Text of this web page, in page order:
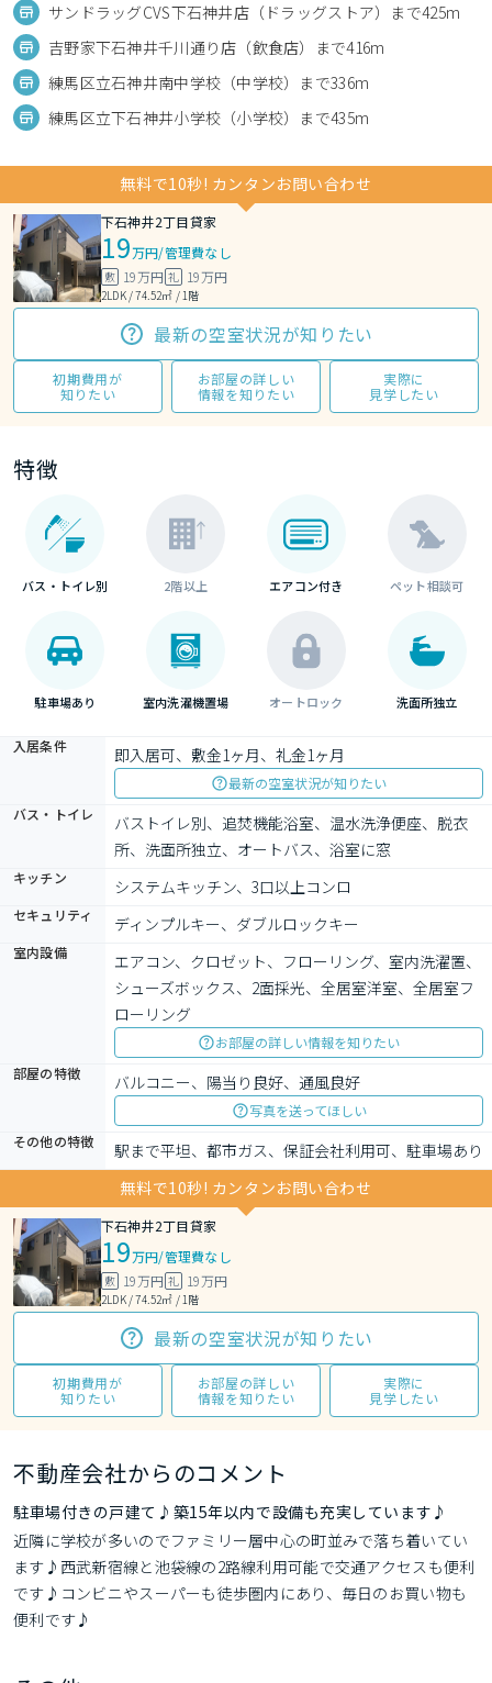
サンドラッグCVS下石神井店（ドラッグストア）まで425m
吉野家下石神井千川通り店（飲食店）まで416m
練馬区立石神井南中学校（中学校）まで336m
練馬区立下石神井小学校（小学校）まで435m
無料で10秒! カンタンお問い合わせ
下石神井2丁目貸家
19万円/管理費なし
敷 19万円 礼 19万円
2LDK / 74.52㎡ / 1階
最新の空室状況が知りたい
初期費用が
知りたい
お部屋の詳しい
情報を知りたい
実際に
見学したい
特徴
バス・トイレ別 2階以上 エアコン付き ペット相談可
駐車場あり 室内洗濯機置場 オートロック 洗面所独立
入居条件 即入居可、敷金1ヶ月、礼金1ヶ月
最新の空室状況が知りたい
バス・トイレ
バストイレ別、追焚機能浴室、温水洗浄便座、脱衣
所、洗面所独立、オートバス、浴室に窓
キッチン システムキッチン、3口以上コンロ
セキュリティ ディンプルキー、ダブルロックキー
室内設備
エアコン、クロゼット、フローリング、室内洗濯置、
シューズボックス、2面採光、全居室洋室、全居室フ
ローリング
お部屋の詳しい情報を知りたい
部屋の特徴
バルコニー、陽当り良好、通風良好
写真を送ってほしい
その他の特徴
駅まで平坦、都市ガス、保証会社利用可、駐車場あり
無料で10秒! カンタンお問い合わせ
下石神井2丁目貸家
19万円/管理費なし
敷 19万円 礼 19万円
2LDK / 74.52㎡ / 1階
最新の空室状況が知りたい
初期費用が
知りたい
お部屋の詳しい
情報を知りたい
実際に
見学したい
不動産会社からのコメント
駐車場付きの戸建て♪築15年以内で設備も充実しています♪
近隣に学校が多いのでファミリー層中心の町並みで落ち着いてい
ます♪西武新宿線と池袋線の2路線利用可能で交通アクセスも便利
です♪コンビニやスーパーも徒歩圏内にあり、毎日のお買い物も
便利です♪